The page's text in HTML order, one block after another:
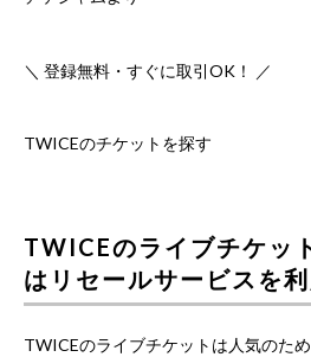
＼ 登録無料・すぐに取引OK！ ／
TWICEのチケットを探す
TWICEのライブチケッ
はリセールサービスを利
TWICEのライブチケットは人気のた